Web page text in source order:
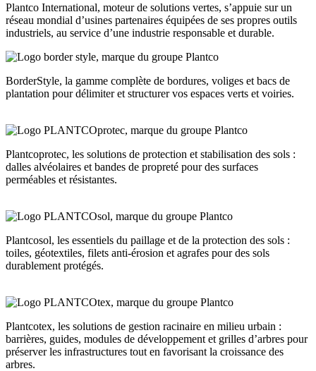
Plantco International, moteur de solutions vertes, s’appuie sur un
réseau mondial d’usines partenaires équipées de ses propres outils
industriels, au service d’une industrie responsable et durable.
BorderStyle, la gamme complète de bordures, voliges et bacs de
plantation pour délimiter et structurer vos espaces verts et voiries.
Plantcoprotec, les solutions de protection et stabilisation des sols :
dalles alvéolaires et bandes de propreté pour des surfaces
perméables et résistantes.
Plantcosol, les essentiels du paillage et de la protection des sols :
toiles, géotextiles, filets anti-érosion et agrafes pour des sols
durablement protégés.
Plantcotex, les solutions de gestion racinaire en milieu urbain :
barrières, guides, modules de développement et grilles d’arbres pour
préserver les infrastructures tout en favorisant la croissance des
arbres.